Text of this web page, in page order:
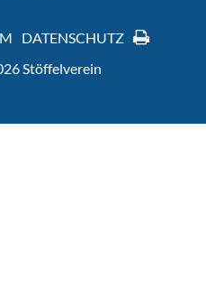
DATENSCHUTZ
Stöffelverein